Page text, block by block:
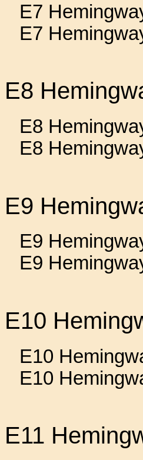
E7
E7
E8
E8
E8
E9
E9
E9
E10
E10
E10
E11